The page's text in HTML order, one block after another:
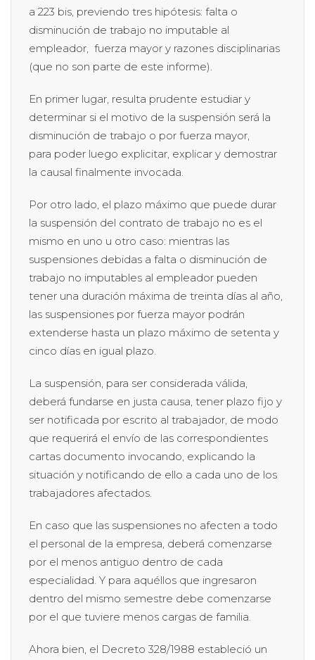
a 223 bis, previendo tres hipótesis: falta o
disminución de trabajo no imputable al
empleador, fuerza mayor y razones disciplinarias
(que no son parte de este informe).
En primer lugar, resulta prudente estudiar y
determinar si el motivo de la suspensión será la
disminución de trabajo o por fuerza mayor,
para poder luego explicitar, explicar y demostrar
la causal finalmente invocada.
Por otro lado, el plazo máximo que puede durar
la suspensión del contrato de trabajo no es el
mismo en uno u otro caso: mientras las
suspensiones debidas a falta o disminución de
trabajo no imputables al empleador pueden
tener una duración máxima de treinta días al año,
las suspensiones por fuerza mayor podrán
extenderse hasta un plazo máximo de setenta y
cinco días en igual plazo.
La suspensión, para ser considerada válida,
deberá fundarse en justa causa, tener plazo fijo y
ser notificada por escrito al trabajador, de modo
que requerirá el envío de las correspondientes
cartas documento invocando, explicando la
situación y notificando de ello a cada uno de los
trabajadores afectados.
En caso que las suspensiones no afecten a todo
el personal de la empresa, deberá comenzarse
por el menos antiguo dentro de cada
especialidad. Y para aquéllos que ingresaron
dentro del mismo semestre debe comenzarse
por el que tuviere menos cargas de familia.
Ahora bien, el Decreto 328/1988 estableció un